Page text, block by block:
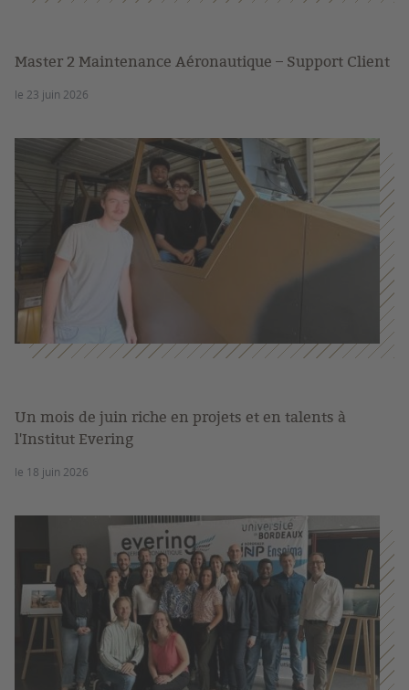
Master 2 Maintenance Aéronautique – Support Client
le 23 juin 2026
Un mois de juin riche en projets et en talents à
l'Institut Evering
le 18 juin 2026